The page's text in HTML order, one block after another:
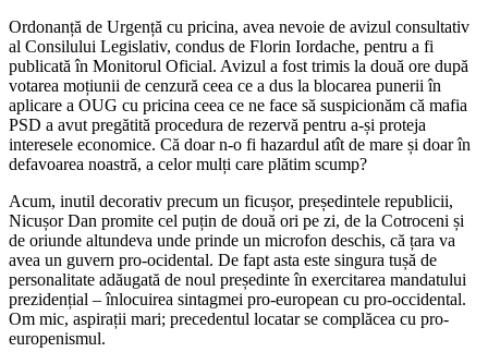
Ordonanță de Urgență cu pricina, avea nevoie de avizul consultativ
al Consilului Legislativ, condus de Florin Iordache, pentru a fi
publicată în Monitorul Oficial. Avizul a fost trimis la două ore după
votarea moțiunii de cenzură ceea ce a dus la blocarea punerii în
aplicare a OUG cu pricina ceea ce ne face să suspicionăm că mafia
PSD a avut pregătită procedura de rezervă pentru a-și proteja
interesele economice. Că doar n-o fi hazardul atît de mare și doar în
defavoarea noastră, a celor mulți care plătim scump?
Acum, inutil decorativ precum un ficușor, președintele republicii,
Nicușor Dan promite cel puțin de două ori pe zi, de la Cotroceni și
de oriunde altundeva unde prinde un microfon deschis, că țara va
avea un guvern pro-ocidental. De fapt asta este singura tușă de
personalitate adăugată de noul președinte în exercitarea mandatului
prezidențial – înlocuirea sintagmei pro-european cu pro-occidental.
Om mic, aspirații mari; precedentul locatar se complăcea cu pro-
europenismul.